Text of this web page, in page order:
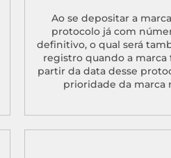
Ao se depositar a
protocolo já com
definitivo, o qual será
registro quando a marca
partir da data desse
prioridade da marca